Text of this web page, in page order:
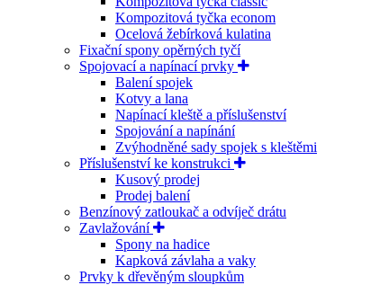
Kompozitová tyčka econom
Ocelová žebírková kulatina
Fixační spony opěrných tyčí
Spojovací a napínací prvky
Balení spojek
Kotvy a lana
Napínací kleště a příslušenství
Spojování a napínání
Zvýhodněné sady spojek s kleštěmi
Příslušenství ke konstrukci
Kusový prodej
Prodej balení
Benzínový zatloukač a odvíječ drátu
Zavlažování
Spony na hadice
Kapková závlaha a vaky
Prvky k dřevěným sloupkům